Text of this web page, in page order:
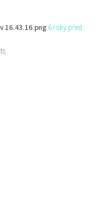
16.43.16.png 6 roky před